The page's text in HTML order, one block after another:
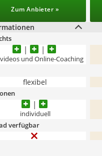
Zum Anbieter »
und Online-Coaching
flexibel
individuell
verfügbar